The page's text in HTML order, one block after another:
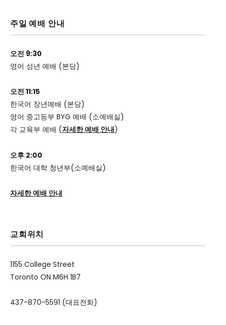
주일 예배 안내
오전 9:30
영어 성년 예배 (본당)
오전 11:15
한국어 장년예배 (본당)
영어 중고등부 BYG 예배 (소예배실)
각 교육부 예배 (자세한 예배 안내)
오후 2:00
한국어 대학 청년부(소예배실)
자세한 예배 안내
교회위치
1155 College Street
Toronto ON M6H 1B7
437-870-5591 (대표전화)